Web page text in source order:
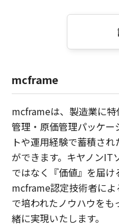
mcframe
mcframeは、製造業に
管理・原価管理パッケー
トや運用経験で蓄積さ
ができます。キヤノンIT
ではなく『価値』を届け
mcframe認定技術者に
で培われたノウハウを
緒に実現いたします。